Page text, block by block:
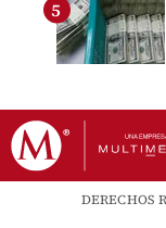
DERECHOS